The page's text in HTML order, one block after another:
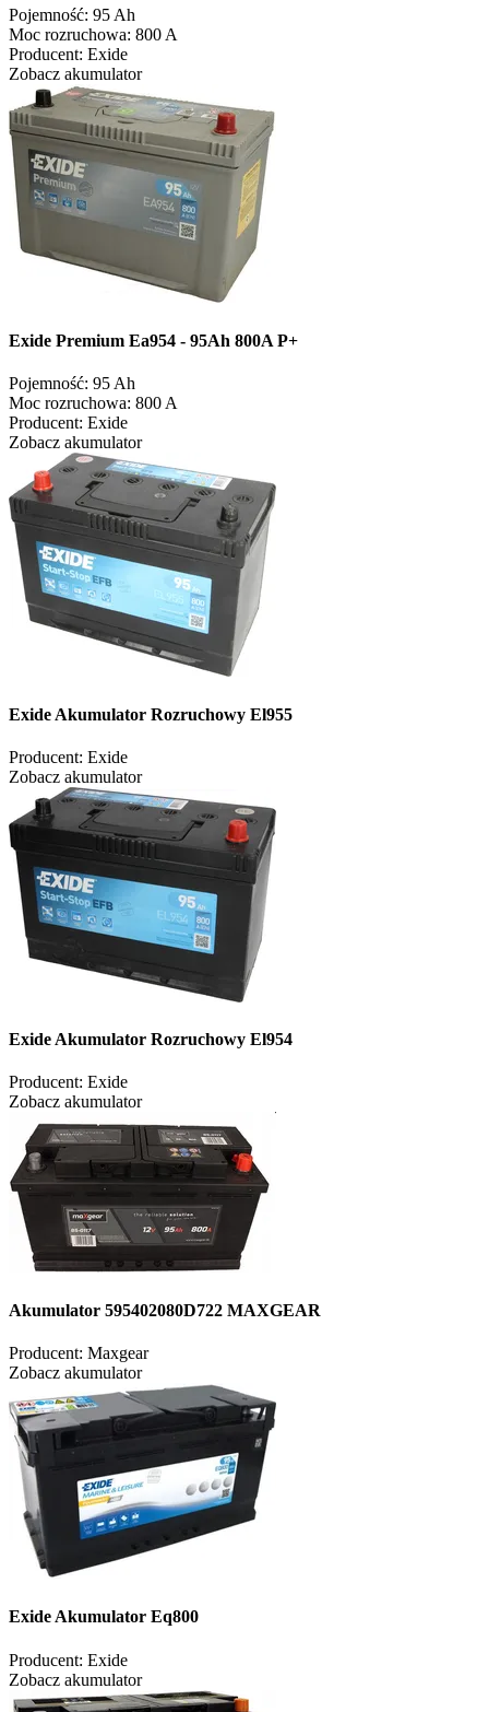
Pojemność: 95 Ah
Moc rozruchowa: 800 A
Producent: Exide
Zobacz akumulator
Exide Premium Ea954 - 95Ah 800A P+
Pojemność: 95 Ah
Moc rozruchowa: 800 A
Producent: Exide
Zobacz akumulator
Exide Akumulator Rozruchowy El955
Producent: Exide
Zobacz akumulator
Exide Akumulator Rozruchowy El954
Producent: Exide
Zobacz akumulator
Akumulator 595402080D722 MAXGEAR
Producent: Maxgear
Zobacz akumulator
Exide Akumulator Eq800
Producent: Exide
Zobacz akumulator